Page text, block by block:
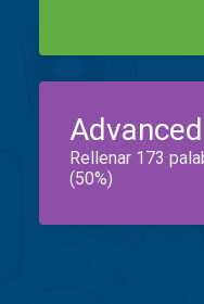
Advanced
Rellenar 173
(50%)